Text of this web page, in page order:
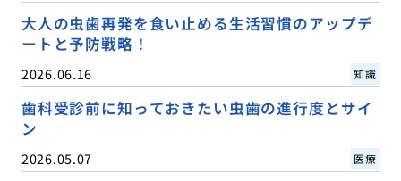
大人の虫歯再発を食い止める生活習慣のアップデ
ートと予防戦略！
2026.06.16 知識
歯科受診前に知っておきたい虫歯の進行度とサイ
ン
2026.05.07 医療